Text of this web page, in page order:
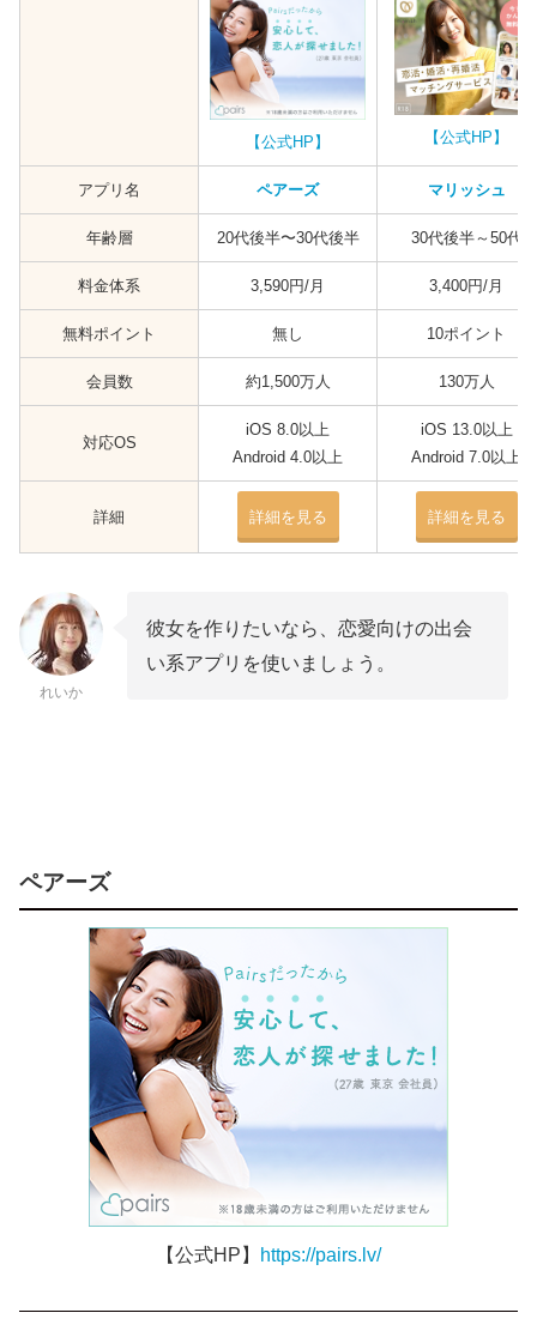
【公式HP】 【公式HP】
アプリ名 ペアーズ マリッシュ
年齢層 20代後半〜30代後半 30代後半～50代
料金体系 3,590円/月 3,400円/月
無料ポイント 無し 10ポイント
会員数 約1,500万人 130万人
対応OS
iOS 8.0以上
Android 4.0以上
iOS 13.0以上
Android 7.0以上
詳細 詳細を見る 詳細を見る
れいか
彼女を作りたいなら、恋愛向けの出会
い系アプリを使いましょう。
ペアーズ
【公式HP】 https://pairs.lv/